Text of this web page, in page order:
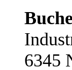
6345